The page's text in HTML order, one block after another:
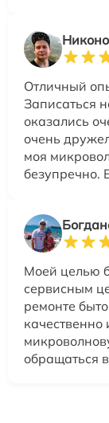
Отличный
Записаться
оказались
очень
моя
безупречно.
Моей целью
сервисным
ремонте
обращаться